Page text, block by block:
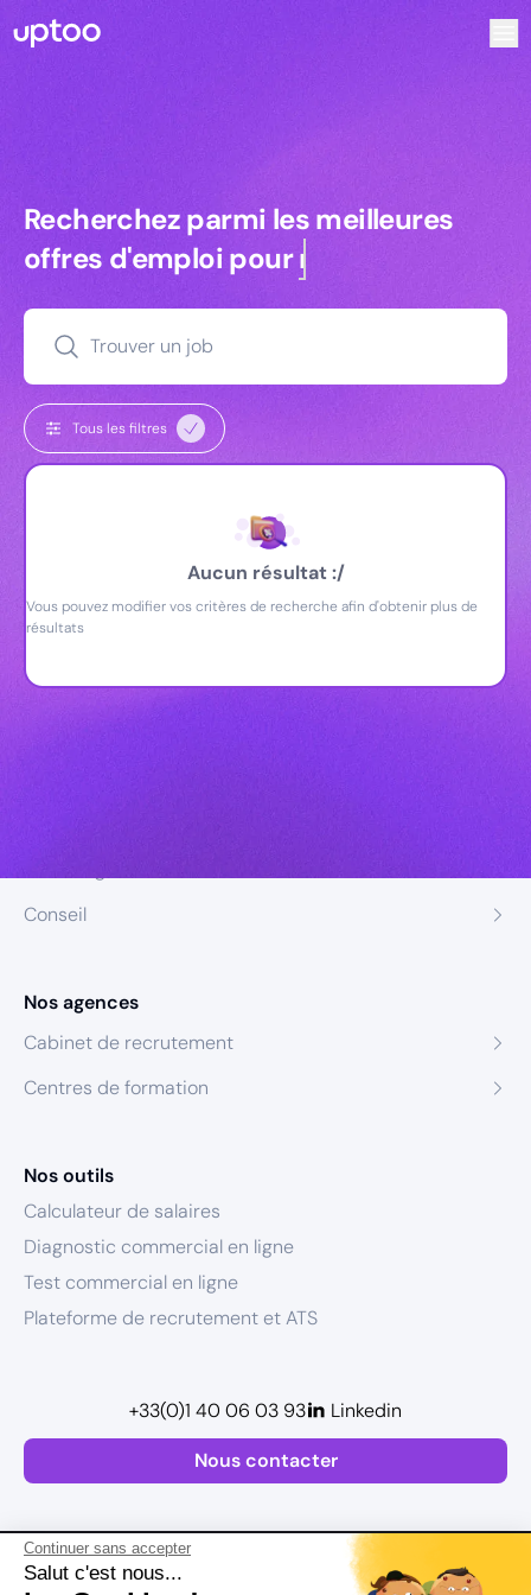
Continuer sans accepter
Salut c'est nous...
Recherchez parmi les meilleures
Recherchez parmi les meilleures
offres d'emploi pourcommerciaux
Trouver un job
Tous les filtres
Aucun résultat :/
Vous pouvez modifier vos critères de recherche afin d'obtenir plus de
résultats
Conseil
Nos agences
Cabinet de recrutement
Centres de formation
Nos outils
Calculateur de salaires
Diagnostic commercial en ligne
Test commercial en ligne
Plateforme de recrutement et ATS
Nous contacter
+33(0)1 40 06 03 93 Linkedin